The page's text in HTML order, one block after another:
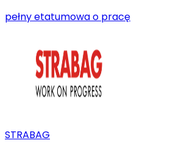
pełny etatumowa o pracę
STRABAG